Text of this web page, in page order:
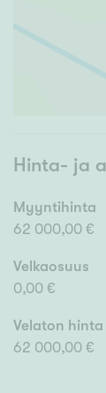
Hinta- ja
Myyntihinta
62 000,00 €
Velkaosuus
0,00 €
Velaton hinta
62 000,00 €